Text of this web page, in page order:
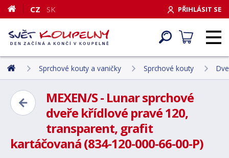
PŘIHLÁSIT SE
CZ SK
Sprchové kouty a vaničky Sprchové kouty
MEXEN/S - Lunar sprchové
dveře křídlové pravé 120,
transparent, grafit
kartáčovaná (834-120-000-66-00-P)